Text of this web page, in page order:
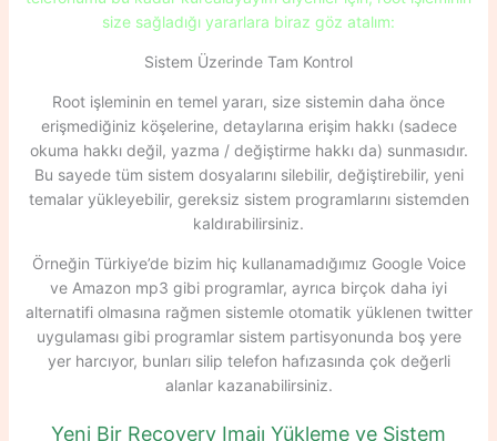
size sağladığı yararlara biraz göz atalım:
Sistem Üzerinde Tam Kontrol
Root işleminin en temel yararı, size sistemin daha önce
erişmediğiniz köşelerine, detaylarına erişim hakkı (sadece
okuma hakkı değil, yazma / değiştirme hakkı da) sunmasıdır.
Bu sayede tüm sistem dosyalarını silebilir, değiştirebilir, yeni
temalar yükleyebilir, gereksiz sistem programlarını sistemden
kaldırabilirsiniz.
Örneğin Türkiye’de bizim hiç kullanamadığımız Google Voice
ve Amazon mp3 gibi programlar, ayrıca birçok daha iyi
alternatifi olmasına rağmen sistemle otomatik yüklenen twitter
uygulaması gibi programlar sistem partisyonunda boş yere
yer harcıyor, bunları silip telefon hafızasında çok değerli
alanlar kazanabilirsiniz.
Yeni Bir Recovery Imajı Yükleme ve Sistem